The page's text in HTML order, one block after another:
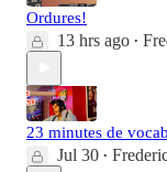
Ordures!
13 hrs ago •
23 minutes de
Jul 30 •